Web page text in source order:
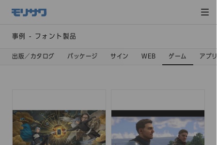
メ
ニュー
へ移動
事例 - フォント製品
出版／カタログ パッケージ サイン WEB ゲーム アプ